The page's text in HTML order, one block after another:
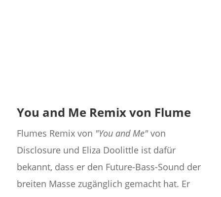
You and Me Remix von Flume
Flumes Remix von "You and Me"von
Disclosure und Eliza Doolittle ist dafür
bekannt, dass er den Future-Bass-Sound der
breiten Masse zugänglich gemacht hat. Er